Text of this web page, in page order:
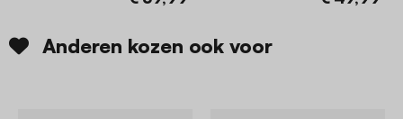
Anderen kozen ook voor